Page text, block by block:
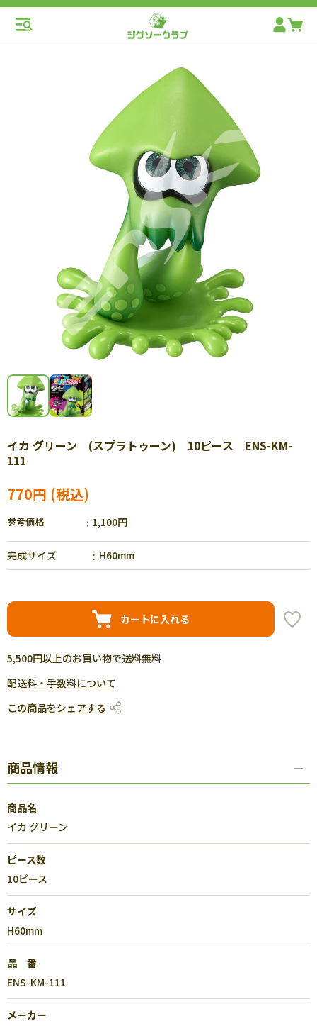
イカ グリーン (スプラトゥーン) 10ピース ENS-KM-
111
770円
参考価格 1,100円
完成サイズ H60mm
カートに入れる
5,500円以上のお買い物で送料無料
配送料・手数料について
この商品をシェアする
商品情報
商品名
イカ グリーン
ピース数
10ピース
サイズ
H60mm
品 番
ENS-KM-111
メーカー